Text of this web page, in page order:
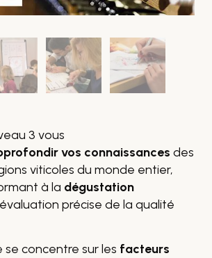
3 vous
vos connaissances des
viticoles du monde entier,
à la dégustation
précise de la qualité
se concentre sur les facteurs